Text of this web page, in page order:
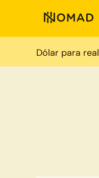
Dólar para real